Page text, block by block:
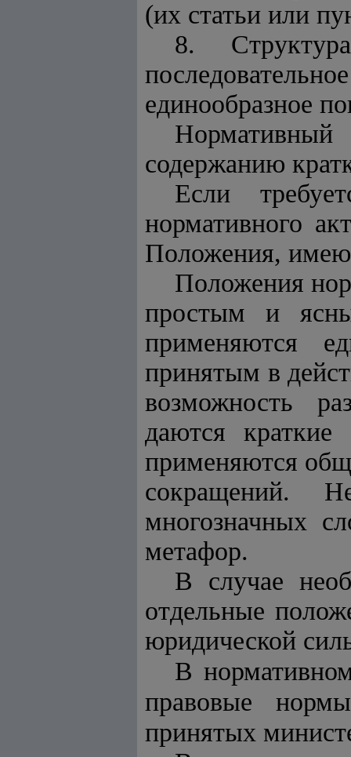
(их статьи или
8.
единообразное
содержанию
Если
нормативного
Положения,
Положения
простым и
применяются
принятым в
возможность
даются
применяются
сокращений.
многозначных
метафор.
В случае
отдельные
юридической
В
правовые
принятых